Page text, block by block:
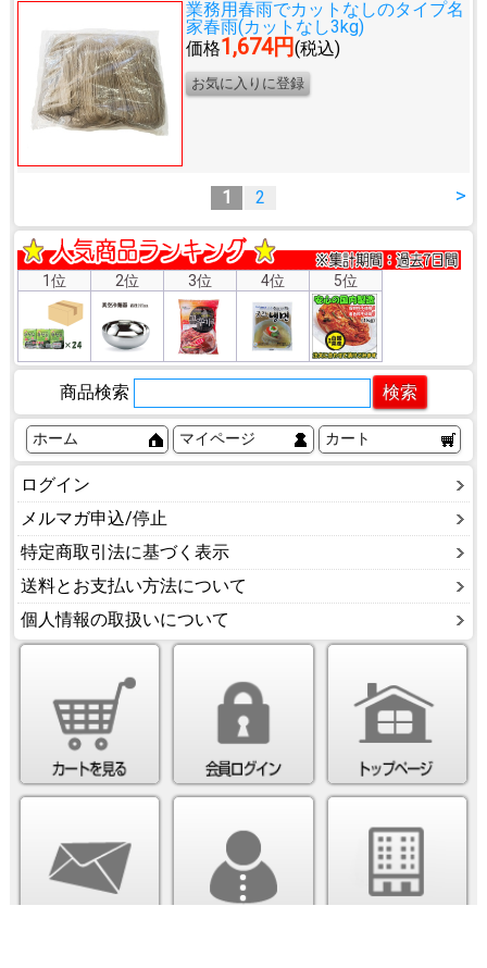
業務用春雨でカットなしのタイプ名
家春雨(カットなし3kg)
価格1,674円(税込)
>
1 2
1位 2位 3位 4位 5位
商品検索
ホーム マイページ カート
ログイン
メルマガ申込/停止
特定商取引法に基づく表示
送料とお支払い方法について
個人情報の取扱いについて